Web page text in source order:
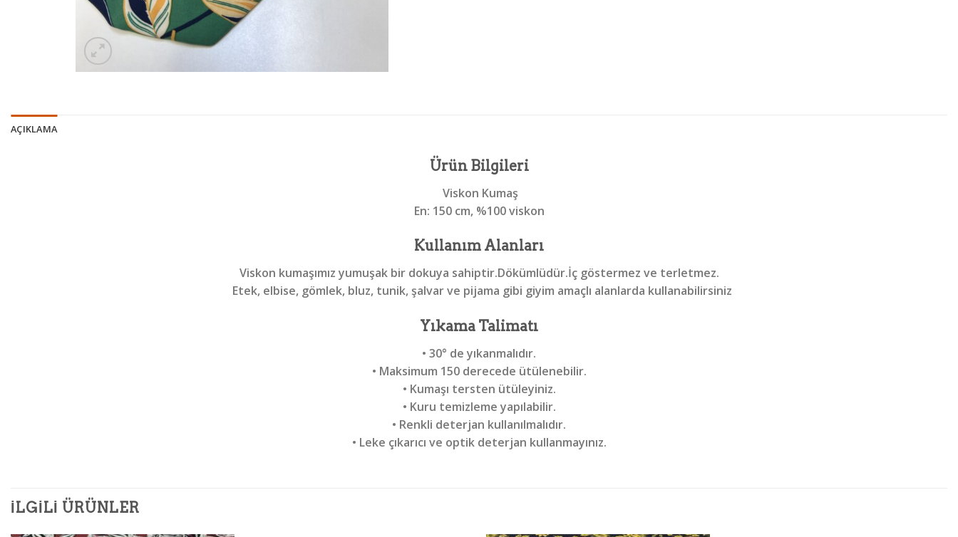
AÇIKLAMA
Ürün Bilgileri
Viskon Kumaş
En: 150 cm, %100 viskon
Kullanım Alanları
Viskon kumaşımız yumuşak bir dokuya sahiptir.Dökümlüdür.İç göstermez ve terletmez.
Etek, elbise, gömlek, bluz, tunik, şalvar ve pijama gibi giyim amaçlı alanlarda kullanabilirsiniz
Yıkama Talimatı
• 30° de yıkanmalıdır.
• Maksimum 150 derecede ütülenebilir.
• Kumaşı tersten ütüleyiniz.
• Kuru temizleme yapılabilir.
• Renkli deterjan kullanılmalıdır.
• Leke çıkarıcı ve optik deterjan kullanmayınız.
İLGILI ÜRÜNLER